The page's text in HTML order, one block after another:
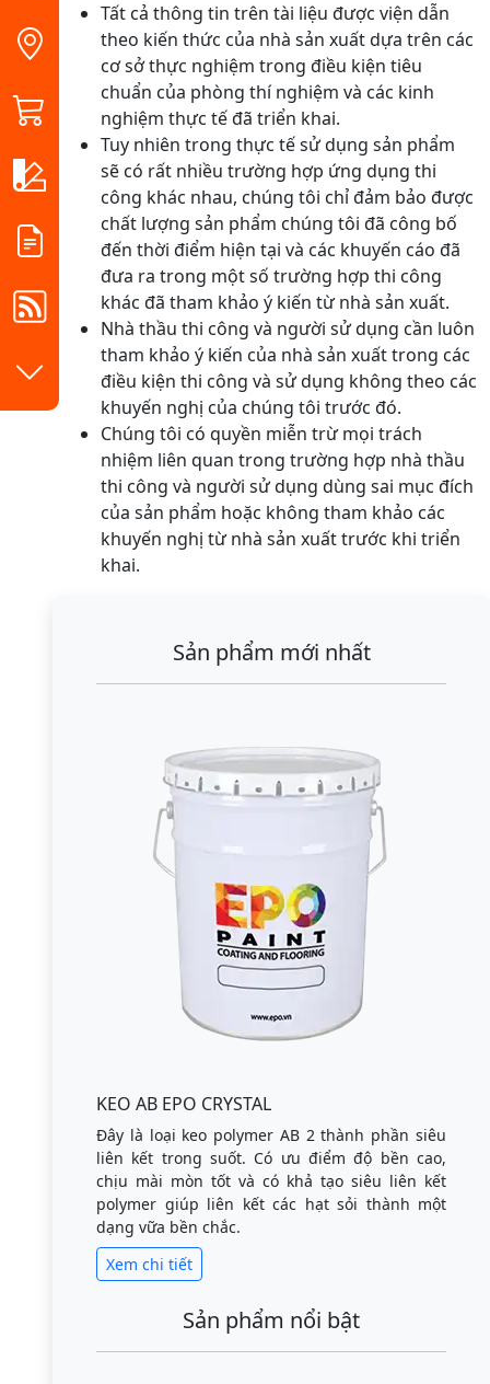
Tất cả thông tin trên tài liệu được viện dẫn
theo kiến thức của nhà sản xuất dựa trên các
cơ sở thực nghiệm trong điều kiện tiêu
chuẩn của phòng thí nghiệm và các kinh
nghiệm thực tế đã triển khai.
Tuy nhiên trong thực tế sử dụng sản phẩm
sẽ có rất nhiều trường hợp ứng dụng thi
công khác nhau, chúng tôi chỉ đảm bảo được
chất lượng sản phẩm chúng tôi đã công bố
đến thời điểm hiện tại và các khuyến cáo đã
đưa ra trong một số trường hợp thi công
khác đã tham khảo ý kiến từ nhà sản xuất.
Nhà thầu thi công và người sử dụng cần luôn
tham khảo ý kiến của nhà sản xuất trong các
điều kiện thi công và sử dụng không theo các
khuyến nghị của chúng tôi trước đó.
Chúng tôi có quyền miễn trừ mọi trách
nhiệm liên quan trong trường hợp nhà thầu
thi công và người sử dụng dùng sai mục đích
của sản phẩm hoặc không tham khảo các
khuyến nghị từ nhà sản xuất trước khi triển
khai.
Sản phẩm mới nhất
KEO AB EPO CRYSTAL
Đây là loại keo polymer AB 2 thành phần siêu
liên kết trong suốt. Có ưu điểm độ bền cao,
chịu mài mòn tốt và có khả tạo siêu liên kết
polymer giúp liên kết các hạt sỏi thành một
dạng vữa bền chắc.
Xem chi tiết
Sản phẩm nổi bật